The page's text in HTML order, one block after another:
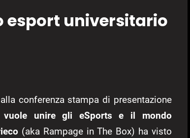
esport universitario
conferenza stampa di presentazione
vuole unire gli eSports e il mondo
(aka Rampage in The Box) ha visto